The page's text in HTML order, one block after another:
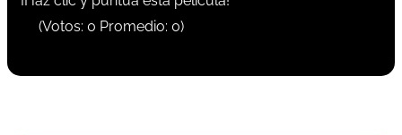
(Votos: 0 Promedio: 0)